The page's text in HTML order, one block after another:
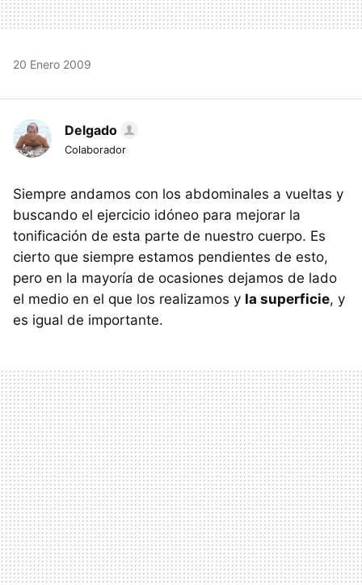
20 Enero 2009
Delgado
Colaborador
Siempre andamos con los abdominales a vueltas y
buscando el ejercicio idóneo para mejorar la
tonificación de esta parte de nuestro cuerpo. Es
cierto que siempre estamos pendientes de esto,
pero en la mayoría de ocasiones dejamos de lado
el medio en el que los realizamos y la superficie, y
es igual de importante.